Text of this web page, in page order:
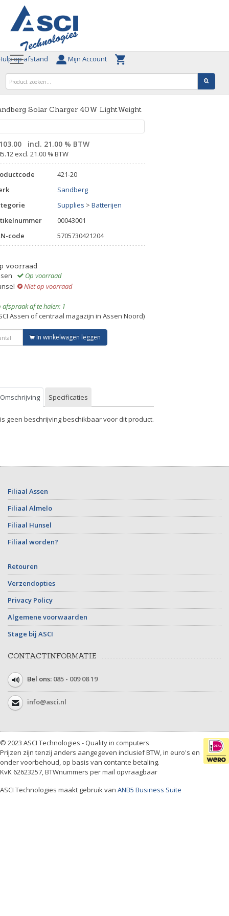
op afstand Mijn Account
Solar Charger 40W LightWeight
incl. 21.00 % BTW
excl. 21.00 % BTW
421-20
Sandberg
Supplies > Batterijen
00043001
code
5705730421204
voorraad
Op voorraad
Niet op voorraad
afspraak af te halen: 1
Assen of centraal magazijn in Assen Noord)
In winkelwagen leggen
Omschrijving Specificaties
geen beschrijving beschikbaar voor dit product.
Filiaal Assen
Filiaal Almelo
Filiaal Hunsel
Filiaal worden?
Retouren
Verzendopties
Privacy Policy
Algemene voorwaarden
Stage bij ASCI
CONTACTINFORMATIE
Bel ons: 085 - 009 08 19
info@asci.nl
© 2023 ASCI Technologies - Quality in computers
Prijzen zijn tenzij anders aangegeven inclusief BTW, in euro's en
onder voorbehoud, op basis van contante betaling.
KvK 62623257, BTWnummers per mail opvraagbaar
ASCI Technologies maakt gebruik van ANB5 Business Suite